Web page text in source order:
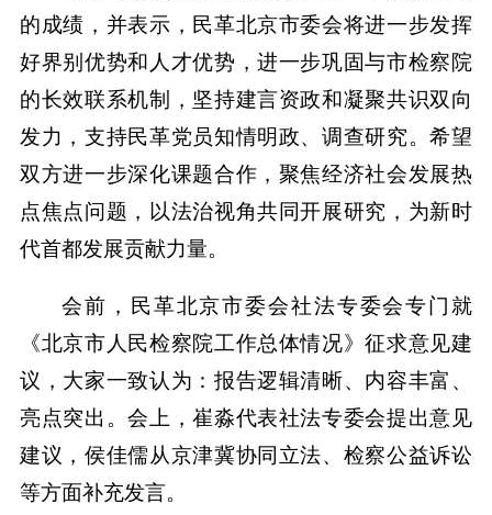
的成绩，并表示，民革北京市委会将进一步发挥
好界别优势和人才优势，进一步巩固与市检察院
的长效联系机制，坚持建言资政和凝聚共识双向
发力，支持民革党员知情明政、调查研究。希望
双方进一步深化课题合作，聚焦经济社会发展热
点焦点问题，以法治视角共同开展研究，为新时
代首都发展贡献力量。
会前，民革北京市委会社法专委会专门就
《北京市人民检察院工作总体情况》征求意见建
议，大家一致认为：报告逻辑清晰、内容丰富、
亮点突出。会上，崔淼代表社法专委会提出意见
建议，侯佳儒从京津冀协同立法、检察公益诉讼
等方面补充发言。